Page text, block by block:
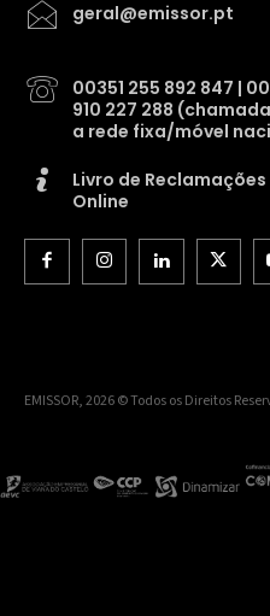
geral@emissor.pt
00351 255 892 847 |
910 227 288
a rede fixa/móvel
Livro de Reclamações
Online
EMISSOR, 2026 © Todos os Direitos